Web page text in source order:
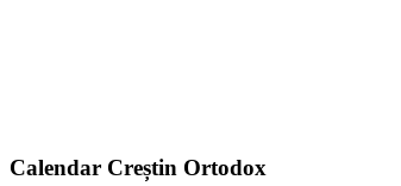
Calendar Creștin Ortodox